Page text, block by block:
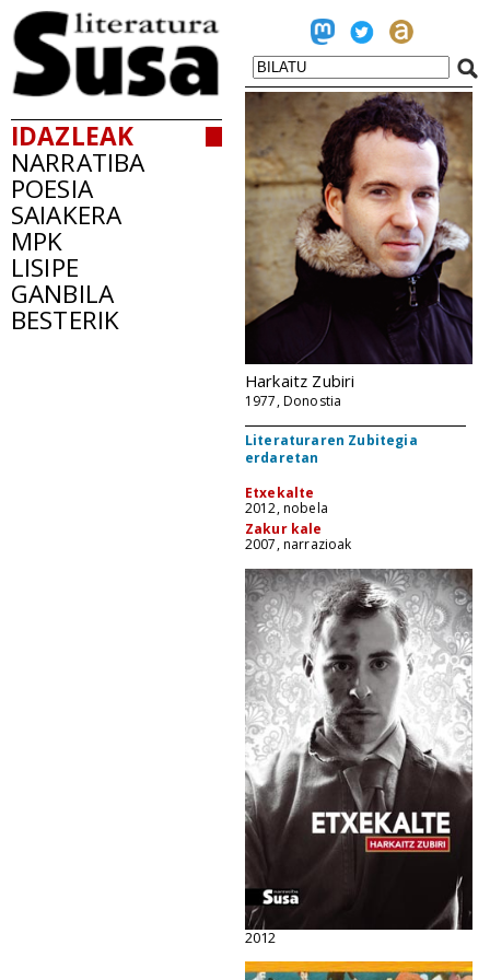
IDAZLEAK
NARRATIBA
POESIA
SAIAKERA
MPK
LISIPE
GANBILA
BESTERIK
Harkaitz Zubiri
1977, Donostia
Literaturaren Zubitegia
erdaretan
Etxekalte
2012, nobela
Zakur kale
2007, narrazioak
2012